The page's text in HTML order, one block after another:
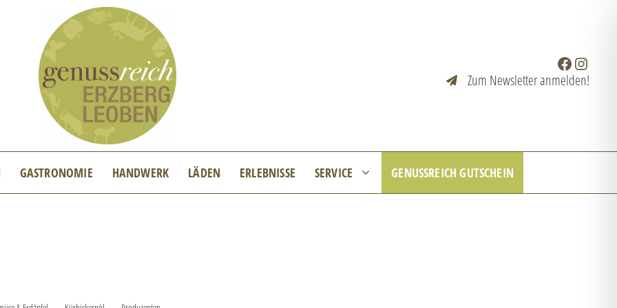
Facebook
Zum Newsletter anmelden!
GASTRONOMIE HANDWERK LÄDEN ERLEBNISSE SERVICE GENUSSREICH GUTSCHEIN